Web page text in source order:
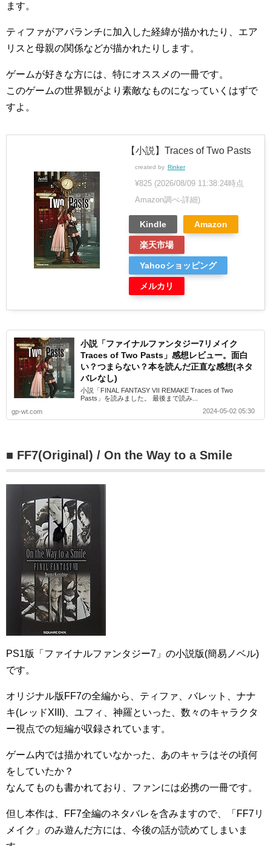
ます。
ティファがアバランチに加入した経緯が描かれたり、エア
リスと母親の関係などが描かれたりします。
ゲームが好きな方には、特にオススメの一冊です。
このゲームの世界観がより素敵なものになっていくはずで
すよ。
【小説】Traces of Two Pasts
created by Rinker
¥825 (2026/08/09 11:38:24時点
Amazon調べ-詳細)
Kindle Amazon
楽天市場
Yahooショッピング
メルカリ
小説「ファイナルファンタジー7リメイク
Traces of Two Pasts」感想レビュー。面白
い？つまらない？本を読んだ正直な感想(ネタ
バレなし)
小説「FINAL FANTASY VII REMAKE Traces of Two
Pasts」を読みました。 最後まで読み...
gp-wt.com
2024-05-02 05:30
■ FF7(Original) / On the Way to a Smile
PS1版「ファイナルファンタジー7」の小説版(簡易ノベル)
です。
オリジナル版FF7の全編から、ティファ、バレット、ナナ
キ(レッドXIII)、ユフィ、神羅といった、数々のキャラクタ
ー視点での短編が収録されています。
ゲーム内では描かれていなかった、あのキャラはその頃何
をしていたか？
なんてものも書かれており、ファンには必携の一冊です。
但し本作は、FF7全編のネタバレを含みますので、「FF7リ
メイク」のみ遊んだ方には、今後の話が読めてしまいま